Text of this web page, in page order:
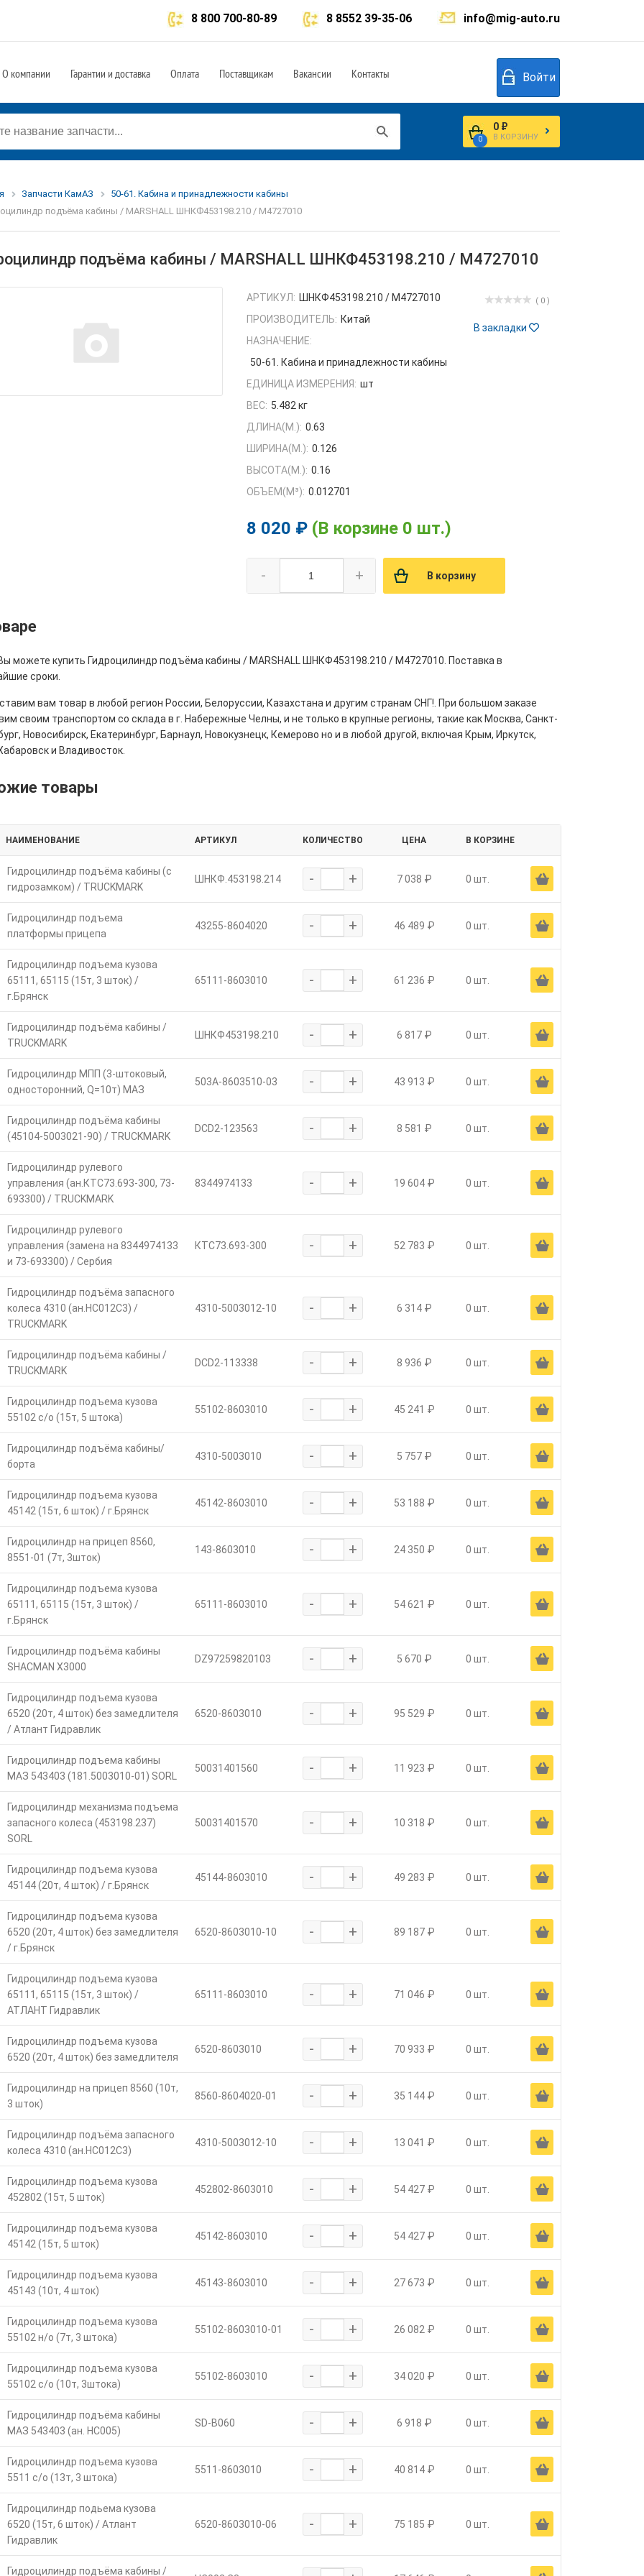
info@mig-auto.ru
8 8552 39-35-06
8 800 700-80-89
О компании Гарантии и доставка Оплата Поставщикам Вакансии Контакты Войти
0
0 ₽
В КОРЗИНУ
Запчасти КамАЗ
50-61. Кабина и принадлежности кабины
подъёма кабины / MARSHALL ШНКФ453198.210 / M4727010
подъёма кабины / MARSHALL ШНКФ453198.210 / M4727010
( 0 )
В закладки
АРТИКУЛ: ШНКФ453198.210 / M4727010
ПРОИЗВОДИТЕЛЬ: Китай
НАЗНАЧЕНИЕ:
50-61. Кабина и принадлежности кабины
ЕДИНИЦА ИЗМЕРЕНИЯ: шт
ВЕС: 5.482 кг
ДЛИНА(М.): 0.63
ШИРИНА(М.): 0.126
ВЫСОТА(М.): 0.16
ОБЪЕМ(M³): 0.012701
8 020 ₽ (В корзине 0 шт.)
- + В корзину
можете купить Гидроцилиндр подъёма кабины / MARSHALL ШНКФ453198.210 / M4727010. Поставка в
сроки.
вам товар в любой регион России, Белоруссии, Казахстана и другим странам СНГ!. При большом заказе
своим транспортом со склада в г. Набережные Челны, и не только в крупные регионы, такие как Москва, Санкт-
Новосибирск, Екатеринбург, Барнаул, Новокузнецк, Кемерово но и в любой другой, включая Крым, Иркутск,
и Владивосток.
товары
НАИМЕНОВАНИЕ АРТИКУЛ КОЛИЧЕСТВО ЦЕНА В КОРЗИНЕ
Гидроцилиндр подъёма кабины (с
гидрозамком) / TRUCKMARK
ШНКФ.453198.214 - + 7 038 ₽ 0 шт. Ä
Гидроцилиндр подъема
платформы прицепа
43255-8604020 - + 46 489 ₽ 0 шт. Ä
Гидроцилиндр подъема кузова
65111, 65115 (15т, 3 шток) /
г.Брянск
65111-8603010 - + 61 236 ₽ 0 шт. Ä
Гидроцилиндр подъёма кабины /
TRUCKMARK
ШНКФ453198.210 - + 6 817 ₽ 0 шт. Ä
Гидроцилиндр МПП (3-штоковый,
односторонний, Q=10т) МАЗ
503А-8603510-03 - + 43 913 ₽ 0 шт. Ä
Гидроцилиндр подъёма кабины
(45104-5003021-90) / TRUCKMARK
DCD2-123563 - + 8 581 ₽ 0 шт. Ä
Гидроцилиндр рулевого
управления (ан.КТС73.693-300, 73-
693300) / TRUCKMARK
8344974133 - + 19 604 ₽ 0 шт. Ä
Гидроцилиндр рулевого
управления (замена на 8344974133
и 73-693300) / Сербия
КТС73.693-300 - + 52 783 ₽ 0 шт. Ä
Гидроцилиндр подъёма запасного
колеса 4310 (ан.HC012C3) /
TRUCKMARK
4310-5003012-10 - + 6 314 ₽ 0 шт. Ä
Гидроцилиндр подъёма кабины /
TRUCKMARK
DCD2-113338 - + 8 936 ₽ 0 шт. Ä
Гидроцилиндр подъема кузова
55102 с/о (15т, 5 штока)
55102-8603010 - + 45 241 ₽ 0 шт. Ä
Гидроцилиндр подъёма кабины/
борта
4310-5003010 - + 5 757 ₽ 0 шт. Ä
Гидроцилиндр подъема кузова
45142 (15т, 6 шток) / г.Брянск
45142-8603010 - + 53 188 ₽ 0 шт. Ä
Гидроцилиндр на прицеп 8560,
8551-01 (7т, 3шток)
143-8603010 - + 24 350 ₽ 0 шт. Ä
Гидроцилиндр подъема кузова
65111, 65115 (15т, 3 шток) /
г.Брянск
65111-8603010 - + 54 621 ₽ 0 шт. Ä
Гидроцилиндр подъёма кабины
SHACMAN X3000
DZ97259820103 - + 5 670 ₽ 0 шт. Ä
Гидроцилиндр подъема кузова
6520 (20т, 4 шток) без замедлителя
/ Атлант Гидравлик
6520-8603010 - + 95 529 ₽ 0 шт. Ä
Гидроцилиндр подъема кабины
МАЗ 543403 (181.5003010-01) SORL
50031401560 - + 11 923 ₽ 0 шт. Ä
Гидроцилиндр механизма подъема
запасного колеса (453198.237)
SORL
50031401570 - + 10 318 ₽ 0 шт. Ä
Гидроцилиндр подъема кузова
45144 (20т, 4 шток) / г.Брянск
45144-8603010 - + 49 283 ₽ 0 шт. Ä
Гидроцилиндр подъема кузова
6520 (20т, 4 шток) без замедлителя
/ г.Брянск
6520-8603010-10 - + 89 187 ₽ 0 шт. Ä
Гидроцилиндр подъема кузова
65111, 65115 (15т, 3 шток) /
АТЛАНТ Гидравлик
65111-8603010 - + 71 046 ₽ 0 шт. Ä
Гидроцилиндр подъема кузова
6520 (20т, 4 шток) без замедлителя
6520-8603010 - + 70 933 ₽ 0 шт. Ä
Гидроцилиндр на прицеп 8560 (10т,
3 шток)
8560-8604020-01 - + 35 144 ₽ 0 шт. Ä
Гидроцилиндр подъёма запасного
колеса 4310 (ан.HC012C3)
4310-5003012-10 - + 13 041 ₽ 0 шт. Ä
Гидроцилиндр подъема кузова
452802 (15т, 5 шток)
452802-8603010 - + 54 427 ₽ 0 шт. Ä
Гидроцилиндр подъема кузова
45142 (15т, 5 шток)
45142-8603010 - + 54 427 ₽ 0 шт. Ä
Гидроцилиндр подъема кузова
45143 (10т, 4 шток)
45143-8603010 - + 27 673 ₽ 0 шт. Ä
Гидроцилиндр подъема кузова
55102 н/о (7т, 3 штока)
55102-8603010-01 - + 26 082 ₽ 0 шт. Ä
Гидроцилиндр подъема кузова
55102 с/о (10т, 3штока)
55102-8603010 - + 34 020 ₽ 0 шт. Ä
Гидроцилиндр подъёма кабины
МАЗ 543403 (ан. HC005)
SD-B060 - + 6 918 ₽ 0 шт. Ä
Гидроцилиндр подъема кузова
5511 с/о (13т, 3 штока)
5511-8603010 - + 40 814 ₽ 0 шт. Ä
Гидроцилиндр подьема кузова
6520 (15т, 6 шток) / Атлант
Гидравлик
6520-8603010-06 - + 75 185 ₽ 0 шт. Ä
Гидроцилиндр подъёма кабины /